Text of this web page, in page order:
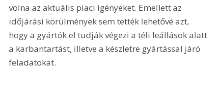
volna az aktuális piaci igényeket. Emellett az
időjárási körülmények sem tették lehetővé azt,
hogy a gyártók el tudják végezi a téli leállások alatt
a karbantartást, illetve a készletre gyártással járó
feladatokat.